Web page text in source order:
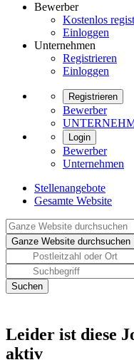
Bewerber
Kostenlos
Einloggen
Unternehmen
Registrieren
Einloggen
Registrieren
Bewerber
Login
Bewerber
Unternehmen
Stellenangebote
Gesamte Website
Leider ist diese
aktiv